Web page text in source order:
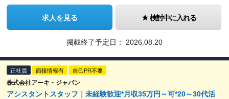
求人を見る 検討中に入れる
掲載終了予定日： 2026.08.20
正社員 面接情報有 自己PR不要
株式会社アーキ・ジャパン
アシスタントスタッフ｜未経験歓迎*月収35万円～可*20～30代活